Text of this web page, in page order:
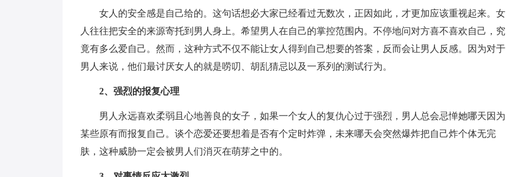
女人的安全感是自己给的。这句话想必大家已经看过无数次，正因如此，才更加应该重视起来。女
人往往把安全的来源寄托到男人身上。希望男人在自己的掌控范围内。不停地问对方喜不喜欢自己，究
竟有多么爱自己。然而，这种方式不仅不能让女人得到自己想要的答案，反而会让男人反感。因为对于
男人来说，他们最讨厌女人的就是唠叨、胡乱猜忌以及一系列的测试行为。
2、强烈的报复心理
男人永远喜欢柔弱且心地善良的女子，如果一个女人的复仇心过于强烈，男人总会忌惮她哪天因为
某些原有而报复自己。谈个恋爱还要想着是否有个定时炸弹，未来哪天会突然爆炸把自己炸个体无完
肤，这种威胁一定会被男人们消灭在萌芽之中的。